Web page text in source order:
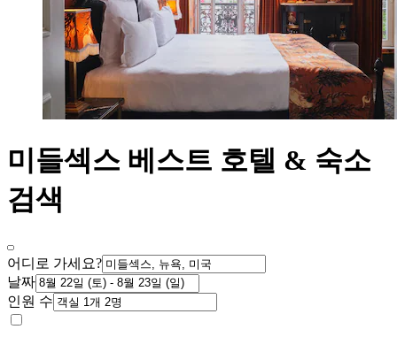
미들섹스 베스트 호텔 & 숙소
검색
어디로 가세요?
날짜
인원 수